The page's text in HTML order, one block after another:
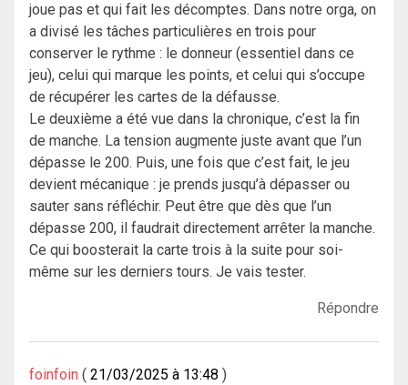
joue pas et qui fait les décomptes. Dans notre orga, on
a divisé les tâches particulières en trois pour
conserver le rythme : le donneur (essentiel dans ce
jeu), celui qui marque les points, et celui qui s’occupe
de récupérer les cartes de la défausse.
Le deuxième a été vue dans la chronique, c’est la fin
de manche. La tension augmente juste avant que l’un
dépasse le 200. Puis, une fois que c’est fait, le jeu
devient mécanique : je prends jusqu’à dépasser ou
sauter sans réfléchir. Peut être que dès que l’un
dépasse 200, il faudrait directement arrêter la manche.
Ce qui boosterait la carte trois à la suite pour soi-
même sur les derniers tours. Je vais tester.
Répondre
foinfoin 21/03/2025 à 13:48